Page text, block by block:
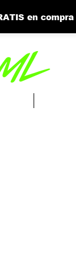
en compra